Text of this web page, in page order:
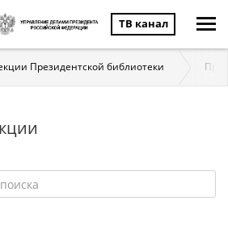
ТВ канал
Президентской библиотеки